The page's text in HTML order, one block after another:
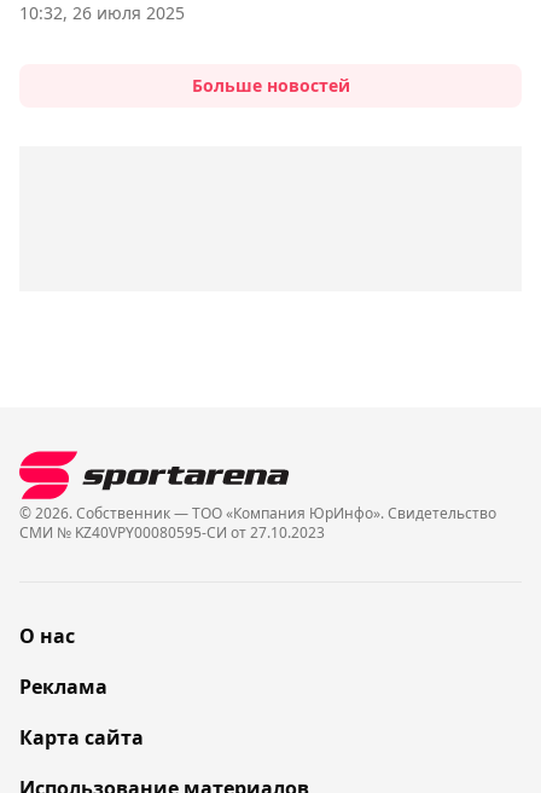
10:32, 26 июля 2025
Больше новостей
© 2026. Собственник — ТОО «Компания ЮрИнфо». Cвидетельство
СМИ № KZ40VPY00080595-СИ от 27.10.2023
О нас
Реклама
Карта сайта